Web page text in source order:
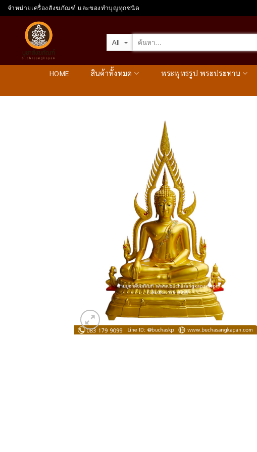
Skip
to
content
จำหน่ายเครื่องสังฆภัณฑ์ และของทำบุญทุกชนิด
HOME สินค้าทั้งหมด พระพุทธรูป พระประทาน